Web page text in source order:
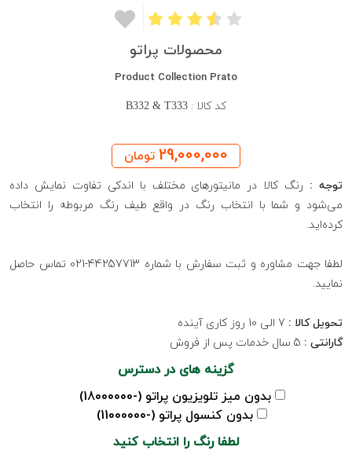
محصولات پراتو
Product Collection Prato
کد کالا : B332 & T333
29,000,000 تومان
توجه : رنگ کالا در مانیتورهای مختلف با اندکی تفاوت نمایش داده
می‌شود و شما با انتخاب رنگ در واقع طیف رنگ مربوطه را انتخاب
کرده‌اید.
لطفا جهت مشاوره و ثبت سفارش با شماره 44257713-021 تماس حاصل
نمایید.
تحویل کالا :
گارانتی :
گزینه های در دسترس
بدون میز تلویزیون پراتو (-18000000)
بدون کنسول پراتو (-11000000)
لطفا رنگ را انتخاب کنید